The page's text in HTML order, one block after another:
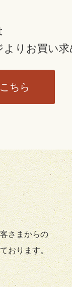
り お買い求
ちら
さまからの
おります。